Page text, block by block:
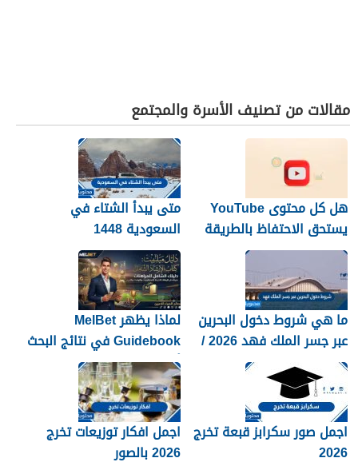
مقالات من تصنيف الأسرة والمجتمع
هل كل محتوى YouTube
يستحق الاحتفاظ بالطريقة
نفسها؟
متى يبدأ الشتاء في
السعودية 1448
ما هي شروط دخول البحرين
عبر جسر الملك فهد 2026 /
1448
لماذا يظهر MelBet
Guidebook في نتائج البحث
أكثر من صفحات كثيرة؟
اجمل صور سكرابز قبعة تخرج
2026
اجمل افكار توزيعات تخرج
2026 بالصور